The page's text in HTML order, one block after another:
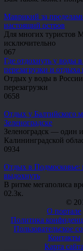
Маврикий за
настоящий остров
Для многих туристов
исключительно
067
Где отдохнуть у воды
перезагрузки и
Отдых у воды в
перезагрузки
0658
Отдых у Балтийского
Зеленоградске
Зеленоградск — один
Калининградской
0934
Отдых в Подмосковье:
выдохнуть
В ритме мегаполиса
02.3к.
©
О портале
Политика
Пользовательское
Контакты
Карта сайта